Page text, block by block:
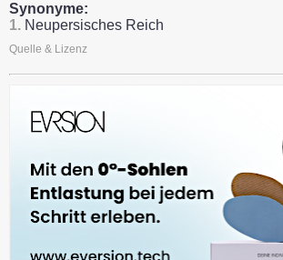
Synonyme:
1. Neupersisches Reich
Quelle & Lizenz